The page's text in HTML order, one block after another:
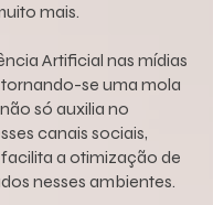
mais.
Artificial nas mídias
se uma mola
só auxilia no
canais sociais,
a otimização de
nesses ambientes.